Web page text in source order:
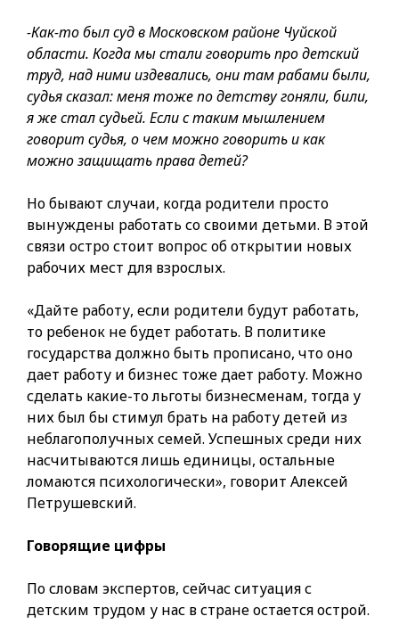
-Как-то был суд в Московском районе Чуйской
области. Когда мы стали говорить про детский
труд, над ними издевались, они там рабами были,
судья сказал: меня тоже по детству гоняли, били,
я же стал судьей. Если с таким мышлением
говорит судья, о чем можно говорить и как
можно защищать права детей?
Но бывают случаи, когда родители просто
вынуждены работать со своими детьми. В этой
связи остро стоит вопрос об открытии новых
рабочих мест для взрослых.
«Дайте работу, если родители будут работать,
то ребенок не будет работать. В политике
государства должно быть прописано, что оно
дает работу и бизнес тоже дает работу. Можно
сделать какие-то льготы бизнесменам, тогда у
них был бы стимул брать на работу детей из
неблагополучных семей. Успешных среди них
насчитываются лишь единицы, остальные
ломаются психологически», говорит Алексей
Петрушевский.
Говорящие цифры
По словам экспертов, сейчас ситуация с
детским трудом у нас в стране остается острой.